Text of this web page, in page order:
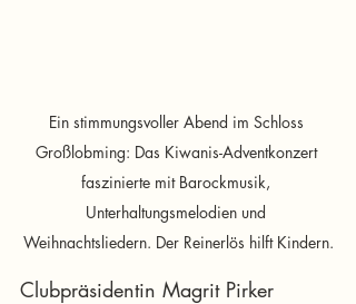
Ein stimmungsvoller Abend im Schloss
Großlobming: Das Kiwanis-Adventkonzert
faszinierte mit Barockmusik,
Unterhaltungsmelodien und
Weihnachtsliedern. Der Reinerlös hilft Kindern.
Clubpräsidentin Magrit Pirker